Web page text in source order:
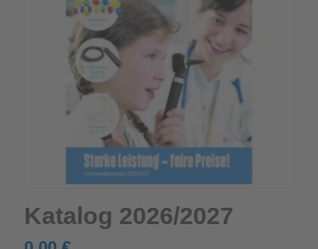
Katalog 2026/2027